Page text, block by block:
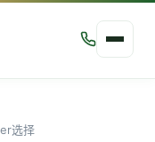
选择